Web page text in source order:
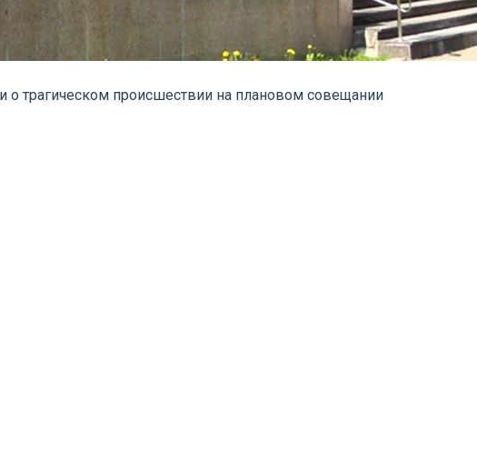
трагическом происшествии на плановом совещании